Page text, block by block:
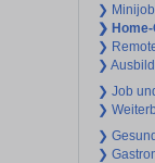
❯
❯
❯
❯
❯ Job
❯
❯
❯